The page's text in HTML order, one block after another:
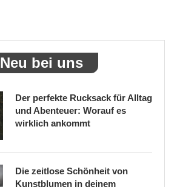
Neu bei uns
Der perfekte Rucksack für Alltag
und Abenteuer: Worauf es
wirklich ankommt
Die zeitlose Schönheit von
Kunstblumen in deinem